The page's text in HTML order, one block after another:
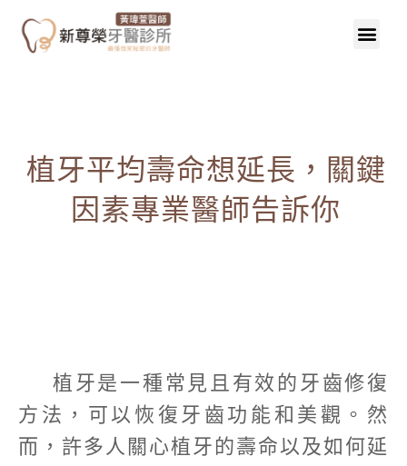
植牙平均壽命想延長，關鍵
因素專業醫師告訴你
植牙是一種常見且有效的牙齒修復
方法，可以恢復牙齒功能和美觀。然
而，許多人關心植牙的壽命以及如何延